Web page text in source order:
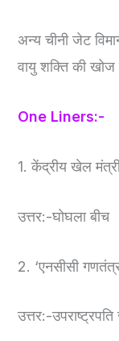
अन्य चीनी जेट
वायु शक्ति की
One Liners:-
1. केंद्रीय खेल
उत्तर:-घोघला बीच
2. ‘एनसीसी
उत्तर:-